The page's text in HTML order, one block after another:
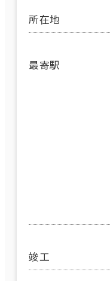
所在地
最寄駅
竣工